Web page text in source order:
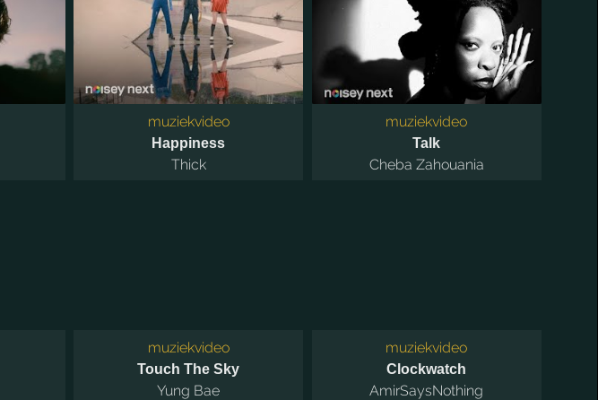
muziekvideo
Happiness
Thick
muziekvideo
Talk
Cheba Zahouania
muziekvideo
Touch The Sky
Yung Bae
muziekvideo
Clockwatch
AmirSaysNothing